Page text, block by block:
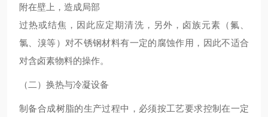
附在壁上，造成局部
过热或结焦，因此应定期清洗，另外，卤族元素（氟、
氯、溴等）对不锈钢材料有一定的腐蚀作用，因此不适合
对含卤素物料的操作。
（二）换热与冷凝设备
制备合成树脂的生产过程中，必须按工艺要求控制在一定